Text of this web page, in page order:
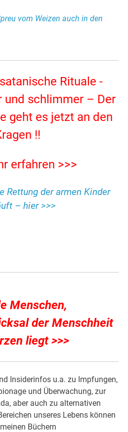
vom Weizen auch in den
Rituale -
und schlimmer – Der
geht es jetzt an den
!!
erfahren >>>
Rettung der armen Kinder
– hier >>>
Menschen,
der Menschheit
liegt >>>
Insiderinfos u.a. zu Impfungen,
und Überwachung, zur
aber auch zu alternativen
unseres Lebens können
Büchern